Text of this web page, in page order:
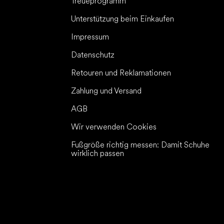
Unterstützung beim Einkaufen
Impressum
Datenschutz
Retouren und Reklamationen
Zahlung und Versand
AGB
Wir verwenden Cookies
Fußgröße richtig messen: Damit Schuhe
wirklich passen